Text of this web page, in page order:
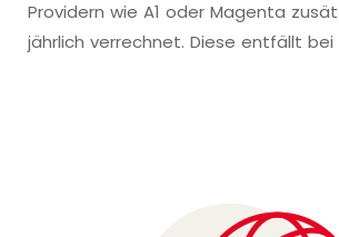
Providern wie A1 oder Magenta
jährlich verrechnet. Diese entfällt bei